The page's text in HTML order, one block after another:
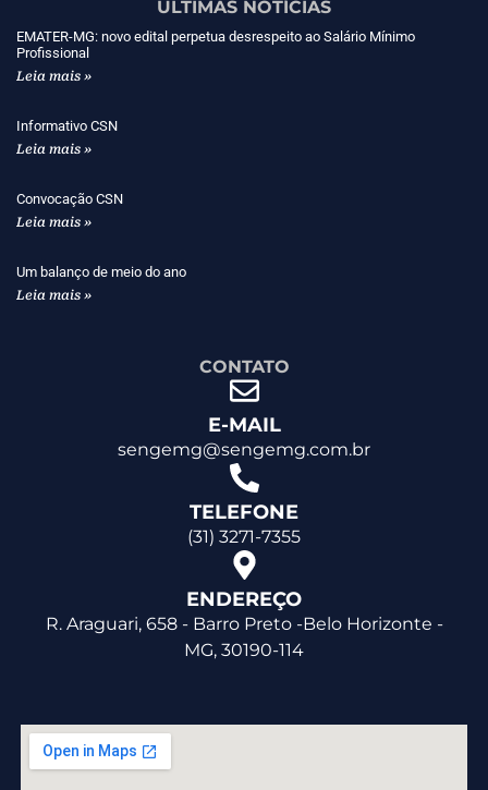
ULTIMAS NOTÍCIAS
EMATER-MG: novo edital perpetua desrespeito ao Salário Mínimo
Profissional
Leia mais »
Informativo CSN
Leia mais »
Convocação CSN
Leia mais »
Um balanço de meio do ano
Leia mais »
CONTATO
E-MAIL
sengemg@sengemg.com.br
TELEFONE
(31) 3271-7355
ENDEREÇO
R. Araguari, 658 - Barro Preto -Belo Horizonte -
MG, 30190-114